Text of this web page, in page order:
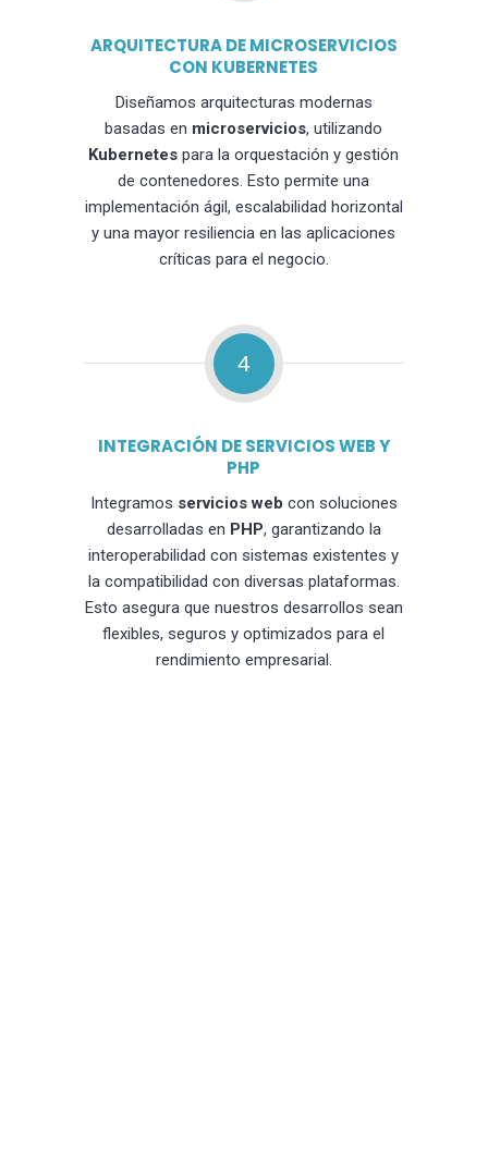
ARQUITECTURA DE MICROSERVICIOS
CON KUBERNETES
Diseñamos arquitecturas modernas
basadas en microservicios, utilizando
Kubernetes para la orquestación y gestión
de contenedores. Esto permite una
implementación ágil, escalabilidad horizontal
y una mayor resiliencia en las aplicaciones
críticas para el negocio.
4
INTEGRACIÓN DE SERVICIOS WEB Y
PHP
Integramos servicios web con soluciones
desarrolladas en PHP, garantizando la
interoperabilidad con sistemas existentes y
la compatibilidad con diversas plataformas.
Esto asegura que nuestros desarrollos sean
flexibles, seguros y optimizados para el
rendimiento empresarial.